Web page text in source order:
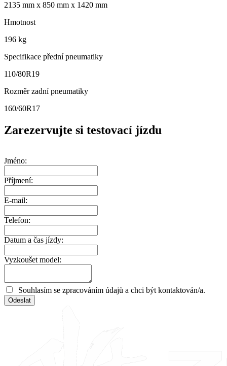
2135 mm x 850 mm x 1420 mm
Hmotnost
196 kg
Specifikace přední pneumatiky
110/80R19
Rozměr zadní pneumatiky
160/60R17
Zarezervujte si testovací jízdu
Jméno:
Příjmení:
E-mail:
Telefon:
Datum a čas jízdy:
Vyzkoušet model:
Souhlasím se zpracováním údajů a chci být kontaktován/a.
Odeslat